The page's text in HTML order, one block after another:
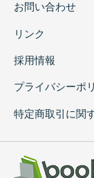
お問い合わせ
リンク
採用情報
プライバシーポ
特定商取引に関